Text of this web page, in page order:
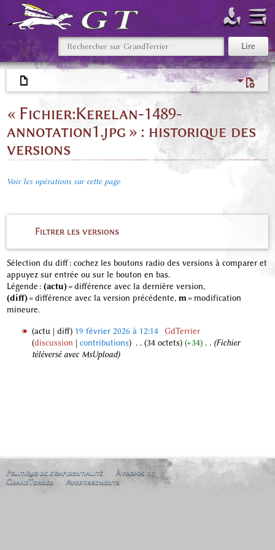
« Fichier:Kerelan-1489-
annotation1.jpg » : historique des
versions
Voir les opérations sur cette page
Filtrer les versions
Sélection du diff : cochez les boutons radio des versions à comparer et
appuyez sur entrée ou sur le bouton en bas.
Légende : (actu)= différence avec la dernière version,
(diff)= différence avec la version précédente, m = modification
mineure.
2
0
2
actu diff 19 février 2026 à 12:14‎ GdTerrier
discussion
contributions 34 octets +34 ‎
Fichier
téléversé avec MsUpload
Politique de confidentialité
À propos de
GrandTerrier
Avertissements